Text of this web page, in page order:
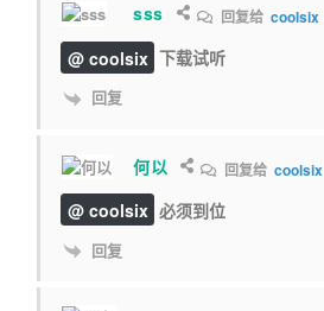
sss 回复给coolsix
@ coolsix 下载试听
回复
何以 回复给coolsix
@ coolsix 必须到位
回复